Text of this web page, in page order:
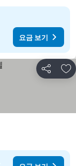
요금 보기
공유 즐